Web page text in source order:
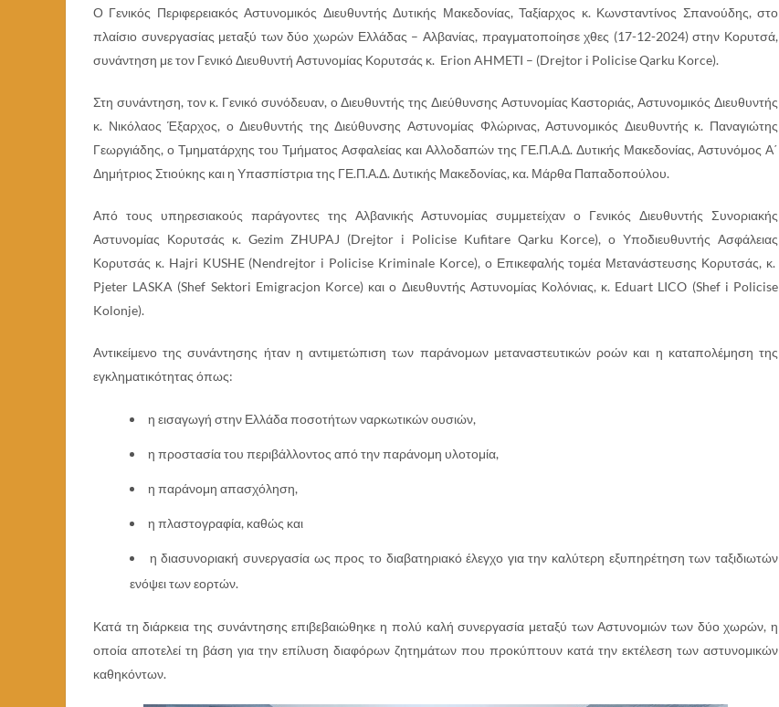
Ο Γενικός Περιφερειακός Αστυνομικός Διευθυντής Δυτικής Μακεδονίας, Ταξίαρχος κ. Κωνσταντίνος Σπανούδης, στο
πλαίσιο συνεργασίας μεταξύ των δύο χωρών Ελλάδας – Αλβανίας, πραγματοποίησε χθες (17-12-2024) στην Κορυτσά,
συνάντηση με τον Γενικό Διευθυντή Αστυνομίας Κορυτσάς κ. Erion AHMETI – (Drejtor i Policise Qarku Korce).
Στη συνάντηση, τον κ. Γενικό συνόδευαν, ο Διευθυντής της Διεύθυνσης Αστυνομίας Καστοριάς, Αστυνομικός Διευθυντής
κ. Νικόλαος Έξαρχος, ο Διευθυντής της Διεύθυνσης Αστυνομίας Φλώρινας, Αστυνομικός Διευθυντής κ. Παναγιώτης
Γεωργιάδης, ο Τμηματάρχης του Τμήματος Ασφαλείας και Αλλοδαπών της ΓΕ.Π.Α.Δ. Δυτικής Μακεδονίας, Αστυνόμος Α΄
Δημήτριος Στιούκης και η Υπασπίστρια της ΓΕ.Π.Α.Δ. Δυτικής Μακεδονίας, κα. Μάρθα Παπαδοπούλου.
Από τους υπηρεσιακούς παράγοντες της Αλβανικής Αστυνομίας συμμετείχαν ο Γενικός Διευθυντής Συνοριακής
Αστυνομίας Κορυτσάς κ. Gezim ZHUPAJ (Drejtor i Policise Kufitare Qarku Korce), ο Υποδιευθυντής Ασφάλειας
Κορυτσάς κ. Hajri KUSHE (Nendrejtor i Policise Kriminale Korce), ο Επικεφαλής τομέα Μετανάστευσης Κορυτσάς, κ.
Pjeter LASKA (Shef Sektori Emigracjon Korce) και ο Διευθυντής Αστυνομίας Κολόνιας, κ. Eduart LICO (Shef i Policise
Kolonje).
Αντικείμενο της συνάντησης ήταν η αντιμετώπιση των παράνομων μεταναστευτικών ροών και η καταπολέμηση της
εγκληματικότητας όπως:
η εισαγωγή στην Ελλάδα ποσοτήτων ναρκωτικών ουσιών,
η προστασία του περιβάλλοντος από την παράνομη υλοτομία,
η παράνομη απασχόληση,
η πλαστογραφία, καθώς και
η διασυνοριακή συνεργασία ως προς το διαβατηριακό έλεγχο για την καλύτερη εξυπηρέτηση των ταξιδιωτών
ενόψει των εορτών.
Κατά τη διάρκεια της συνάντησης επιβεβαιώθηκε η πολύ καλή συνεργασία μεταξύ των Αστυνομιών των δύο χωρών, η
οποία αποτελεί τη βάση για την επίλυση διαφόρων ζητημάτων που προκύπτουν κατά την εκτέλεση των αστυνομικών
καθηκόντων.